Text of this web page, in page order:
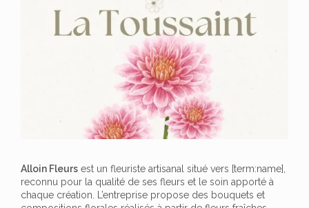
Alloin Fleurs est un fleuriste artisanal situé vers [term:name],
reconnu pour la qualité de ses fleurs et le soin apporté à
chaque création. L’entreprise propose des bouquets et